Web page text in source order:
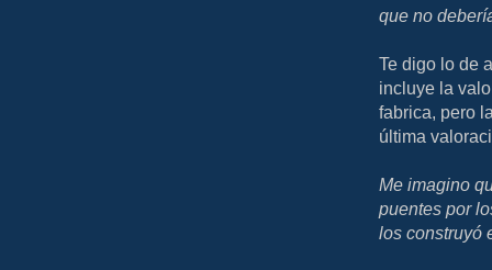
que no
Te digo lo de
incluye la
fabrica, pero
última
Me imagino
puentes por
los construyó